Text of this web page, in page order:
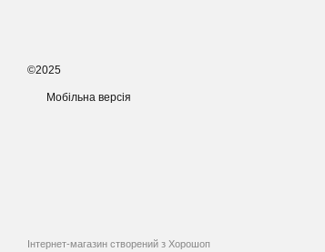
©2025
Мобільна версія
Інтернет-магазин створений з Хорошоп